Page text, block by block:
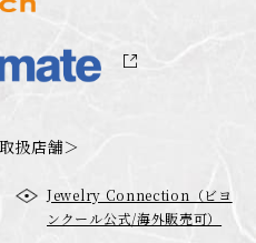
扱店舗＞
Jewelry Connection（ビヨ
ンクール公式/海外販売可）